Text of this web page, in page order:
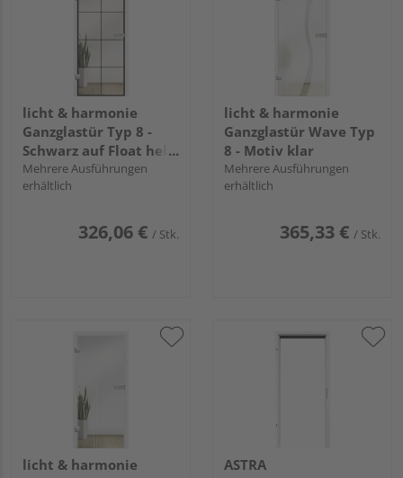
licht & harmonie
Ganzglastür Typ 8 -
Schwarz auf Float hell
"linesPlus"
Mehrere Ausführungen
erhältlich
326,06 € / Stk.
licht & harmonie
Ganzglastür Wave Typ
8 - Motiv klar
Mehrere Ausführungen
erhältlich
365,33 € / Stk.
licht & harmonie
ASTRA